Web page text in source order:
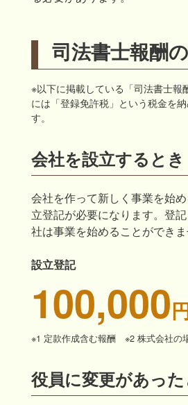
司法書士報酬
※以下に掲載している「司法書士報
には「登録免許税」という税金を
す。
会社を設立するとき
会社を作って新しく事業を始
立登記が必要になります。登
社は事業を始めることができま
設立登記
100,000
※1 定款作成含む報酬 ※2 株式会社の
役員に変更があった